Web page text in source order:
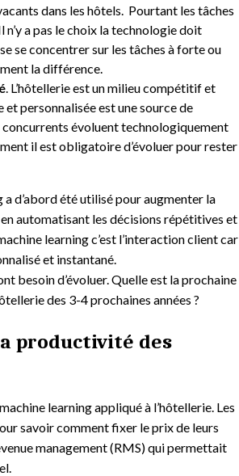
dans les hôtels. Pourtant les tâches
a pas le choix la technologie doit
se concentrer sur les tâches à forte ou
la différence.
. L’hôtellerie est un milieu compétitif et
personnalisée est une source de
évoluent technologiquement
il est obligatoire d’évoluer pour rester
a d’abord été utilisé pour augmenter la
automatisant les décisions répétitives et
learning c’est l’interaction client car
et instantané.
besoin d’évoluer. Quelle est la prochaine
des 3-4 prochaines années ?
productivité des
learning appliqué à l’hôtellerie. Les
savoir comment fixer le prix de leurs
management (RMS) qui permettait